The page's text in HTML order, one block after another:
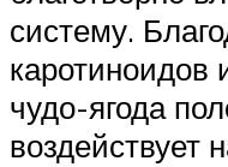
систему.
каротиноидов
чудо-ягода
воздействует